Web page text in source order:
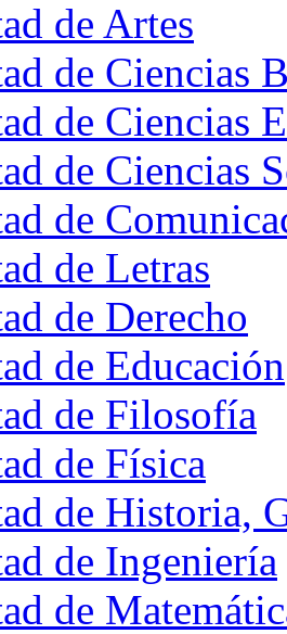
de Artes
de Ciencias
de Ciencias
de Ciencias
de
de Letras
de Derecho
de Educación
de Filosofía
de Física
de Historia,
de Ingeniería
de